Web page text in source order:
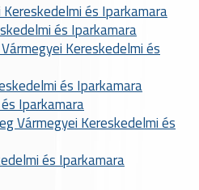
és Iparkamara
és Iparkamara
Kereskedelmi és
és Iparkamara
Iparkamara
Vármegyei Kereskedelmi és
és Iparkamara